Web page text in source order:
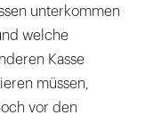
unterkommen
welche
Kasse
müssen,
vor den